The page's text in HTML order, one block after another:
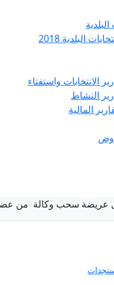
البلدية
البلدية 2018
الانتخابات واستفتاء
النشاط
المالية
عريضة سحب وكالة من عضو